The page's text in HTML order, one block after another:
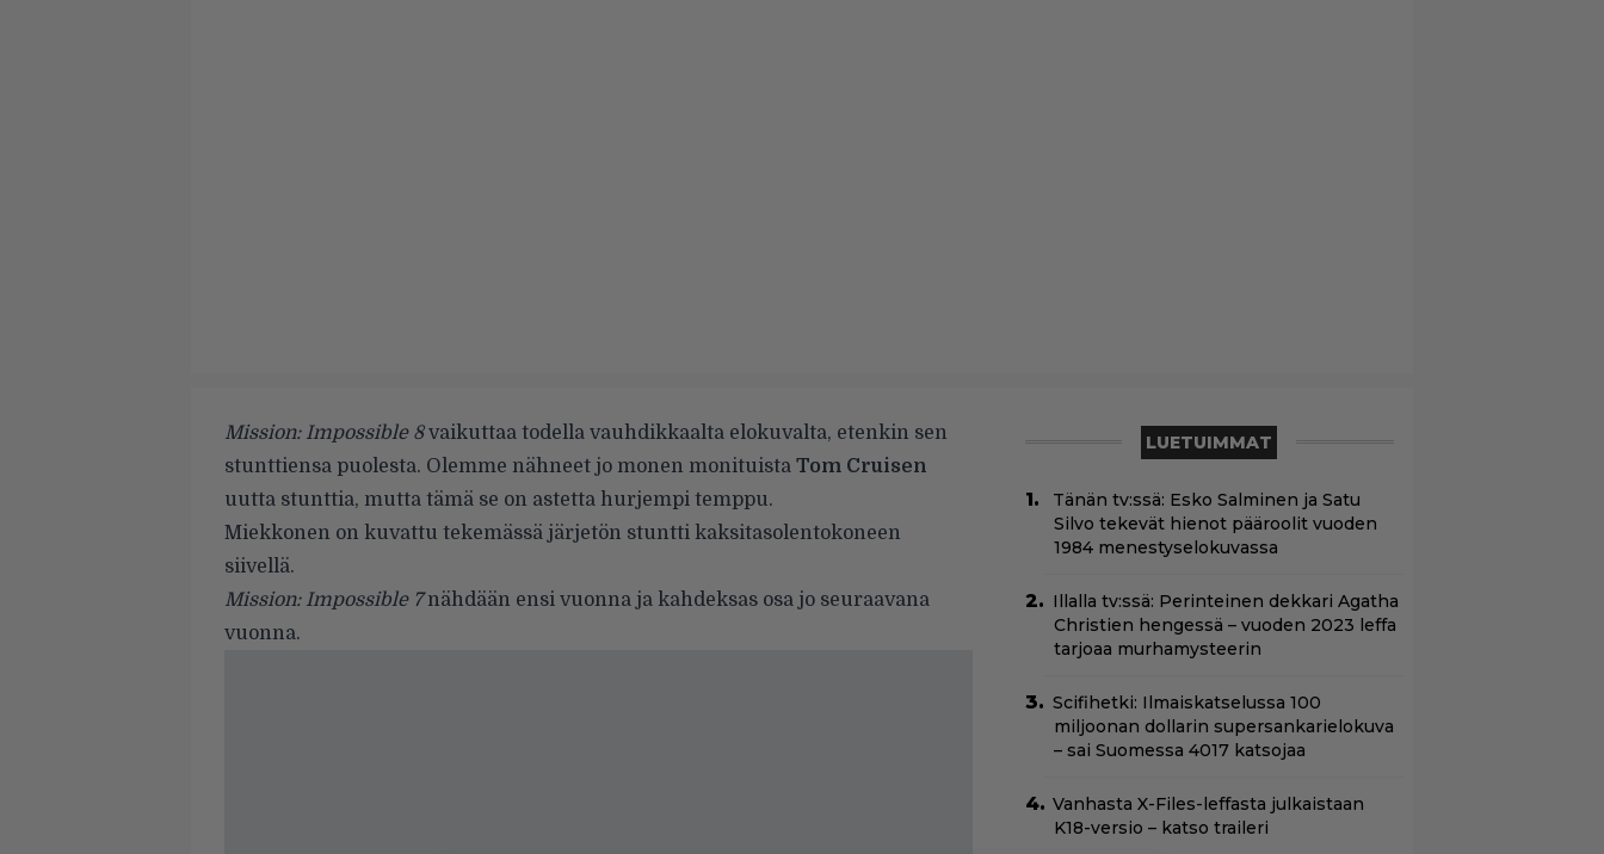
Mission: Impossible 8vaikuttaa todella vauhdikkaalta elokuvalta, etenkin sen
stunttiensa puolesta. Olemme nähneet jo monen monituista Tom Cruisen
uutta stunttia, mutta tämä se on astetta hurjempi temppu.
Miekkonen on kuvattu tekemässä järjetön stuntti kaksitasolentokoneen
siivellä.
Mission: Impossible 7nähdään ensi vuonna ja kahdeksas osa jo seuraavana
vuonna.
LUETUIMMAT
Tänän tv:ssä: Esko Salminen ja Satu
Silvo tekevät hienot pääroolit vuoden
1984 menestyselokuvassa
Illalla tv:ssä: Perinteinen dekkari Agatha
Christien hengessä – vuoden 2023 leffa
tarjoaa murhamysteerin
Scifihetki: Ilmaiskatselussa 100
miljoonan dollarin supersankarielokuva
– sai Suomessa 4017 katsojaa
Vanhasta X-Files-leffasta julkaistaan
K18-versio – katso traileri